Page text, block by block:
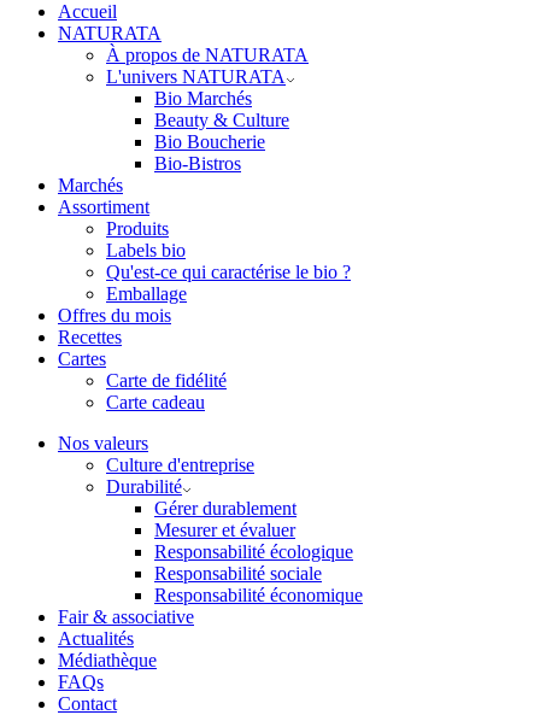
Accueil
NATURATA
À propos de NATURATA
L'univers NATURATA
Bio Marchés
Beauty & Culture
Bio Boucherie
Bio-Bistros
Marchés
Assortiment
Produits
Labels bio
Qu'est-ce qui caractérise le bio ?
Emballage
Offres du mois
Recettes
Cartes
Carte de fidélité
Carte cadeau
Nos valeurs
Culture d'entreprise
Durabilité
Gérer durablement
Mesurer et évaluer
Responsabilité écologique
Responsabilité sociale
Responsabilité économique
Fair & associative
Actualités
Médiathèque
FAQs
Contact